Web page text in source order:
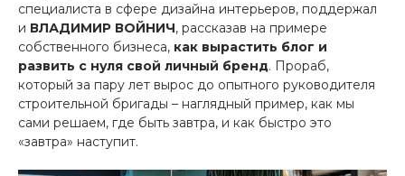
специалиста в сфере дизайна интерьеров, поддержал
и ВЛАДИМИР ВОЙНИЧ, рассказав на примере
собственного бизнеса, как вырастить блог и
развить с нуля свой личный бренд. Прораб,
который за пару лет вырос до опытного руководителя
строительной бригады – наглядный пример, как мы
сами решаем, где быть завтра, и как быстро это
«завтра» наступит.